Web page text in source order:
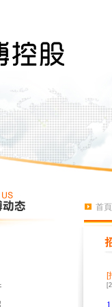
首頁
[
1